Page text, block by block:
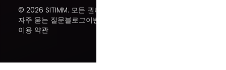
© 2026 SITIMM. 모든 권리 보유.
자주 묻는 질문블로그이벤트
이용 약관